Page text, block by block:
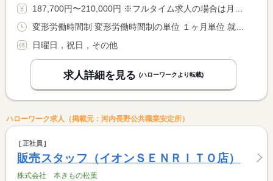
187,700円〜210,000円 ※フルタイム求人の場合は月額（換算額）、パート求人の場合は時間額を表示しています。
変形労働時間制 変形労働時間制の単位 １ヶ月単位 就業時間１ 8時30分〜17時00分 就業時間に関する特記事項 シフト制により３０分〜６０分程度の早出、遅出有り
日曜日，祝日，その他
求人詳細を見る (ハローワークより転載)
ハローワーク求人（掲載元：河内長野公共職業安定所）
正社員
販売スタッフ（イオンＳＥＮＲＩＴＯ店）
株式会社 本きもの松葉